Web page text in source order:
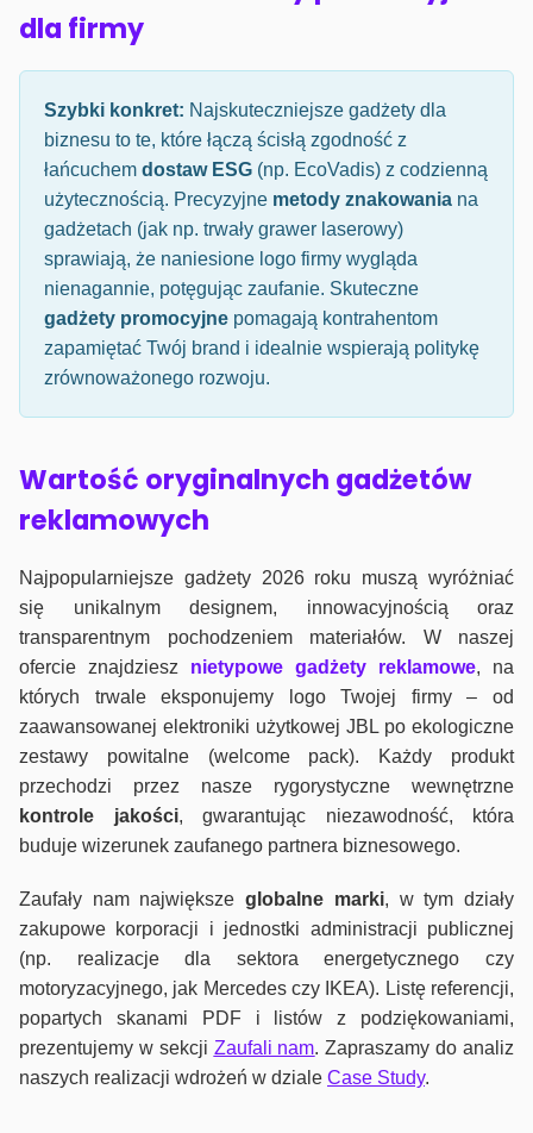
dla firmy
Szybki konkret: Najskuteczniejsze gadżety dla
biznesu to te, które łączą ścisłą zgodność z
łańcuchem dostaw ESG (np. EcoVadis) z codzienną
użytecznością. Precyzyjne metody znakowania na
gadżetach (jak np. trwały grawer laserowy)
sprawiają, że naniesione logo firmy wygląda
nienagannie, potęgując zaufanie. Skuteczne
gadżety promocyjne pomagają kontrahentom
zapamiętać Twój brand i idealnie wspierają politykę
zrównoważonego rozwoju.
Wartość oryginalnych gadżetów
reklamowych
Najpopularniejsze gadżety 2026 roku muszą wyróżniać
się unikalnym designem, innowacyjnością oraz
transparentnym pochodzeniem materiałów. W naszej
ofercie znajdziesz nietypowe gadżety reklamowe, na
których trwale eksponujemy logo Twojej firmy – od
zaawansowanej elektroniki użytkowej JBL po ekologiczne
zestawy powitalne (welcome pack). Każdy produkt
przechodzi przez nasze rygorystyczne wewnętrzne
kontrole jakości, gwarantując niezawodność, która
buduje wizerunek zaufanego partnera biznesowego.
Zaufały nam największeglobalne marki, w tym działy
zakupowe korporacji i jednostki administracji publicznej
(np. realizacje dla sektora energetycznego czy
motoryzacyjnego, jak Mercedes czy IKEA). Listę referencji,
popartych skanami PDF i listów z podziękowaniami,
prezentujemy w sekcji Zaufali nam. Zapraszamy do analiz
naszych realizacji wdrożeń w dziale Case Study.